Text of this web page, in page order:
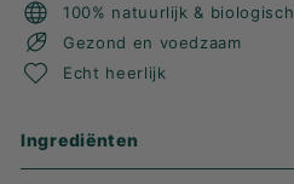
100% natuurlijk & biologisch
Gezond en voedzaam
Echt heerlijk
Ingrediënten